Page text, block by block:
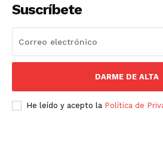
Suscríbete
DARME DE ALTA
He leído y acepto la Política de